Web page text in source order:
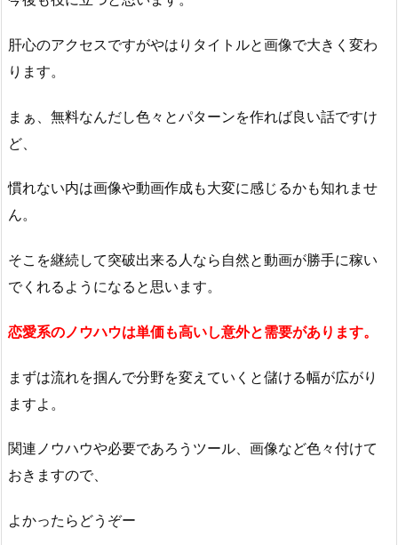
肝心のアクセスですがやはりタイトルと画像で大きく変わ
ります。
まぁ、無料なんだし色々とパターンを作れば良い話ですけ
ど、
慣れない内は画像や動画作成も大変に感じるかも知れませ
ん。
そこを継続して突破出来る人なら自然と動画が勝手に稼い
でくれるようになると思います。
恋愛系のノウハウは単価も高いし意外と需要があります。
まずは流れを掴んで分野を変えていくと儲ける幅が広がり
ますよ。
関連ノウハウや必要であろうツール、画像など色々付けて
おきますので、
よかったらどうぞー